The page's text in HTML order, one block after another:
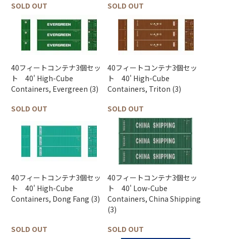
SOLD OUT
SOLD OUT
40フィートコンテナ3個セッ
ト 40' High-Cube
Containers, Evergreen (3)
SOLD OUT
40フィートコンテナ3個セッ
ト 40' High-Cube
Containers, Triton (3)
SOLD OUT
40フィートコンテナ3個セッ
ト 40' High-Cube
Containers, Dong Fang (3)
SOLD OUT
40フィートコンテナ3個セッ
ト 40' Low-Cube
Containers, China Shipping
(3)
SOLD OUT